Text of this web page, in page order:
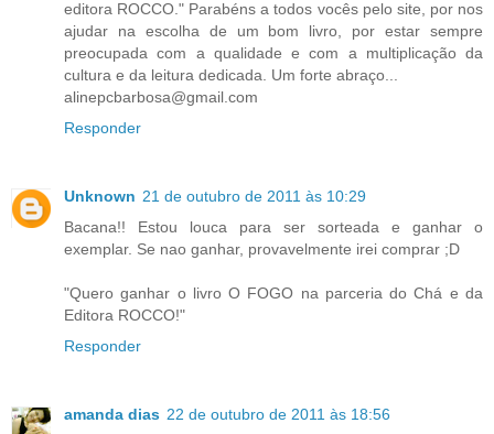
editora ROCCO." Parabéns a todos vocês pelo site, por nos
ajudar na escolha de um bom livro, por estar sempre
preocupada com a qualidade e com a multiplicação da
cultura e da leitura dedicada. Um forte abraço...
alinepcbarbosa@gmail.com
Responder
Unknown 21 de outubro de 2011 às 10:29
Bacana!! Estou louca para ser sorteada e ganhar o
exemplar. Se nao ganhar, provavelmente irei comprar ;D
"Quero ganhar o livro O FOGO na parceria do Chá e da
Editora ROCCO!"
Responder
amanda dias 22 de outubro de 2011 às 18:56